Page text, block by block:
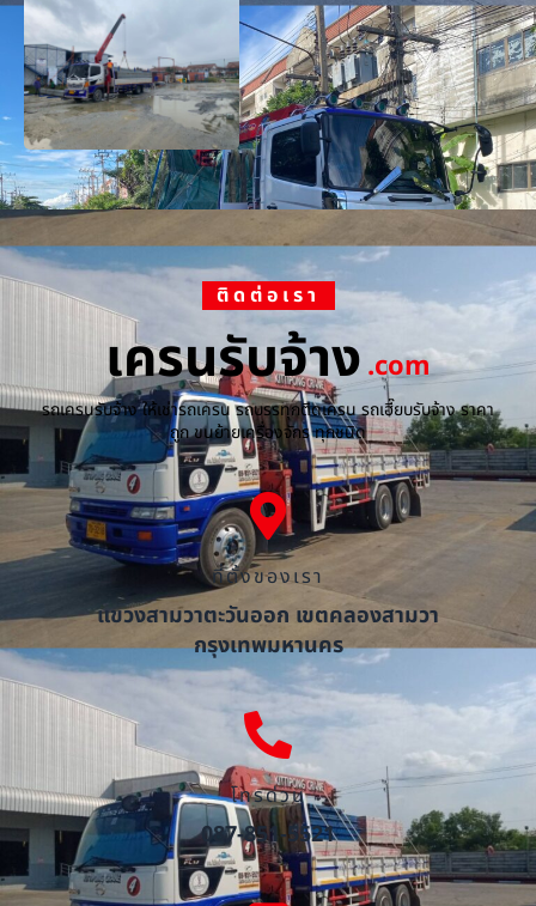
ติดต่อเรา
เครนรับจ้าง.com
รถเครนรับจ้าง ให้เช่ารถเครน รถบรรทุกติดเครน รถเฮี๊ยบรับจ้าง ราคา
ถูก ขนย้ายเครื่องจักร ทุกชนิด
ที่ตั้งของเรา
แขวงสามวาตะวันออก เขตคลองสามวา
กรุงเทพมหานคร
โทรด่วน
087-851-5521